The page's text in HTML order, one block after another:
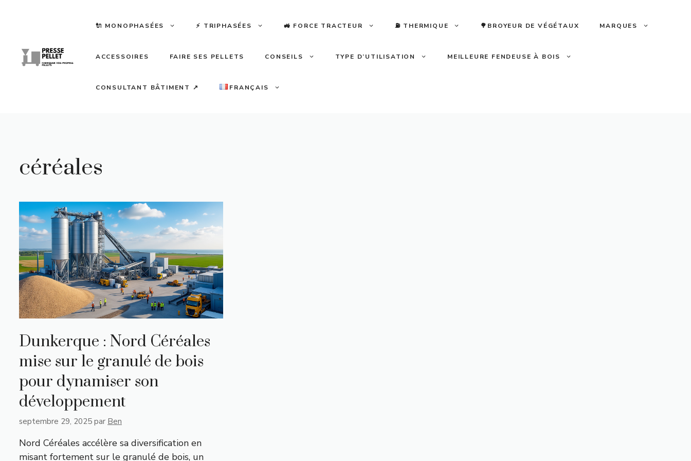
🔌 MONOPHASÉES ⚡️ TRIPHASÉES 🚜 FORCE TRACTEUR ⛽️ THERMIQUE 🌳BROYEUR DE VÉGÉTAUX MARQUES
ACCESSOIRES FAIRE SES PELLETS CONSEILS TYPE D’UTILISATION MEILLEURE FENDEUSE À BOIS
CONSULTANT BÂTIMENT ↗ FRANÇAIS
céréales
Dunkerque : Nord Céréales
mise sur le granulé de bois
pour dynamiser son
développement
septembre 29, 2025 par Ben
Nord Céréales accélère sa diversification en
misant fortement sur le granulé de bois, un